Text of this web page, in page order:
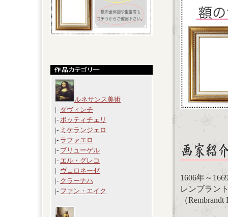
ルネサンス美術
|- ダヴィンチ
|- ボッティチェリ
|- ミケランジェロ
|- ラファエロ
|- ブリューゲル
|- エル・グレコ
|- ヴェロネーゼ
|- クラーナハ
|- ファン・エイク
1606年～
レンブラン
（